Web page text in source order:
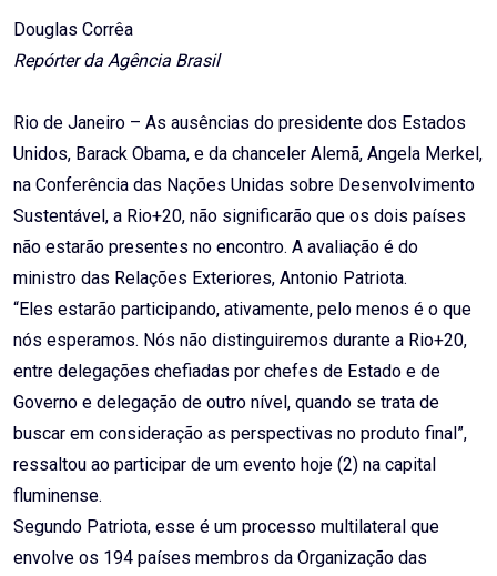
Douglas Corrêa
Repórter da Agência Brasil
Rio de Janeiro – As ausências do presidente dos Estados
Unidos, Barack Obama, e da chanceler Alemã, Angela Merkel,
na Conferência das Nações Unidas sobre Desenvolvimento
Sustentável, a Rio+20, não significarão que os dois países
não estarão presentes no encontro. A avaliação é do
ministro das Relações Exteriores, Antonio Patriota.
“Eles estarão participando, ativamente, pelo menos é o que
nós esperamos. Nós não distinguiremos durante a Rio+20,
entre delegações chefiadas por chefes de Estado e de
Governo e delegação de outro nível, quando se trata de
buscar em consideração as perspectivas no produto final”,
ressaltou ao participar de um evento hoje (2) na capital
fluminense.
Segundo Patriota, esse é um processo multilateral que
envolve os 194 países membros da Organização das